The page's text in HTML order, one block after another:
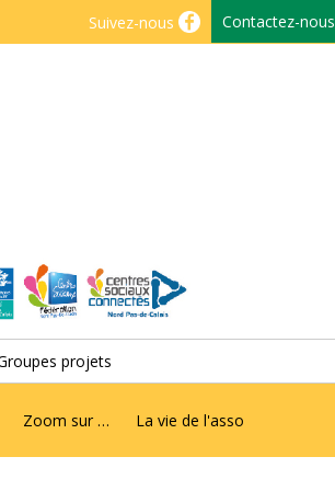
Suivez-nous Contactez-nous
projets
Zoom sur … La vie de l'asso